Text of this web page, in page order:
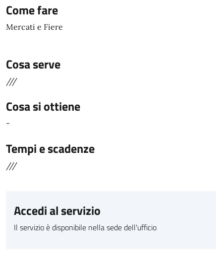
Come fare
Mercati e Fiere
Cosa serve
///
Cosa si ottiene
-
Tempi e scadenze
///
Accedi al servizio
Il servizio è disponibile nella sede dell'ufficio